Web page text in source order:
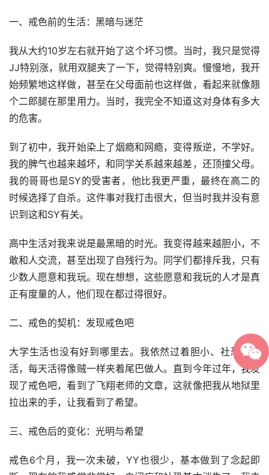
一、戒色前的生活：黑暗与迷茫
我从大约10岁左右就开始了这个坏习惯。当时，我只是觉得
JJ特别涨，就用双腿夹了一下，觉得特别爽。慢慢地，我开
始频繁地这样做，甚至在父母面前也这样做，看起来就像翘
个二郎腿在那里用力。当时，我完全不知道这对身体有多大
的危害。
到了初中，我开始染上了烟瘾和网瘾，变得叛逆，不学好。
我的脾气也越来越坏，和同学关系越来越差，还顶撞父母。
我的哥哥也是SY的受害者，他比我更严重，最终在高二的
时候选择了自杀。这件事对我打击很大，但当时我并没有意
识到这和SY有关。
高中生活对我来说是最黑暗的时光。我变得越来越胆小，不
敢和人交流，甚至出现了自残行为。同学们都排斥我，只有
少数人愿意和我玩。现在想想，这些愿意和我玩的人才是真
正有度量的人，他们现在都过得很好。
二、戒色的契机：发现戒色吧
大学生活也没有好到哪里去。我依然过着胆小、社恐的生
活，每天活得像贼一样夹着尾巴做人。直到今年过年，我发
现了戒色吧，看到了飞翔老师的文章，这就像把我从地狱里
拉出来的手，让我看到了希望。
三、戒色后的变化：光明与希望
戒色6个月，我一次未破，YY也很少，基本做到了念起即